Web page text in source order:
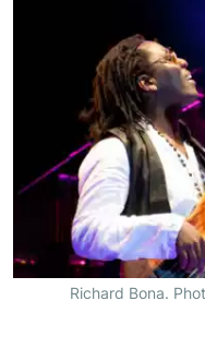
Richard Bona.